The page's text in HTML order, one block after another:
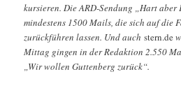
kursieren. Die ARD-Sendung „Hart
mindestens 1500 Mails, die sich auf die
zurückführen lassen. Und auchstern.de
Mittag gingen in der Redaktion 2.550
„Wir wollen Guttenberg zurück“.